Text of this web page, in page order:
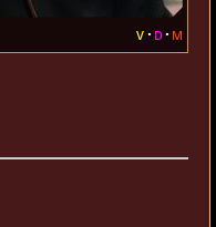
v d m